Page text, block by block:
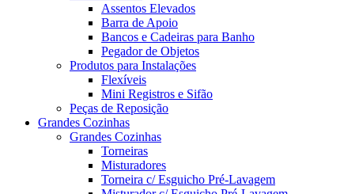
Assentos Elevados
Barra de Apoio
Bancos e Cadeiras para Banho
Pegador de Objetos
Produtos para Instalações
Flexíveis
Mini Registros e Sifão
Peças de Reposição
Grandes Cozinhas
Grandes Cozinhas
Torneiras
Misturadores
Torneira c/ Esguicho Pré-Lavagem